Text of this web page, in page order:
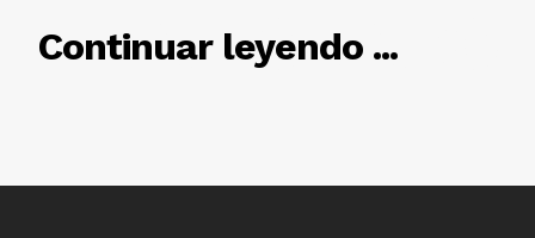
Continuar leyendo ...
RELACIONADO